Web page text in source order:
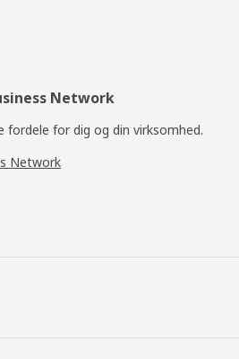
Network
for dig og din virksomhed.
Network